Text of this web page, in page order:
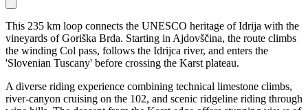
This 235 km loop connects the UNESCO heritage of Idrija with the
vineyards of Goriška Brda. Starting in Ajdovščina, the route climbs
the winding Col pass, follows the Idrijca river, and enters the
'Slovenian Tuscany' before crossing the Karst plateau.
A diverse riding experience combining technical limestone climbs,
river-canyon cruising on the 102, and scenic ridgeline riding through